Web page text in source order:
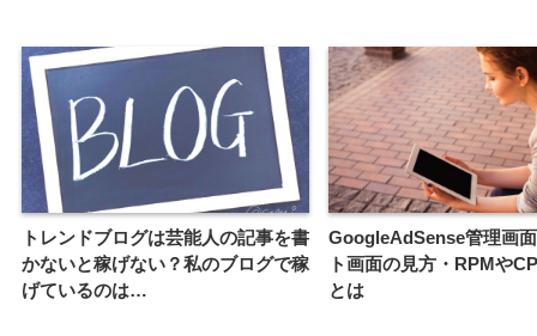
トレンドブログは芸能人の記事を書
かないと稼げない？私のブログで稼
げているのは…
GoogleAdSense管理画
ト画面の見方・RPMや
とは